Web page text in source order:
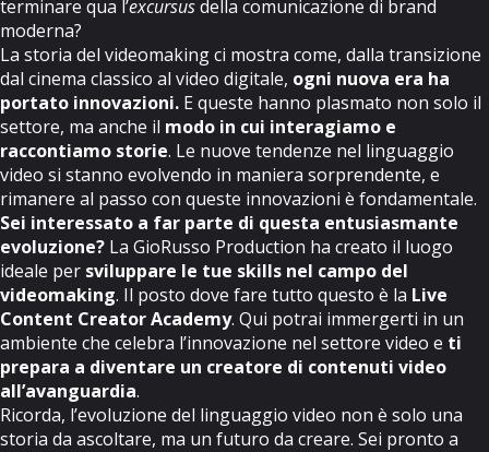
terminare qua l’excursusdella comunicazione di brand
moderna?
La storia del videomaking ci mostra come, dalla transizione
dal cinema classico al video digitale, ogni nuova era ha
portato innovazioni. E queste hanno plasmato non solo il
settore, ma anche il modo in cui interagiamo e
raccontiamo storie. Le nuove tendenze nel linguaggio
video si stanno evolvendo in maniera sorprendente, e
rimanere al passo con queste innovazioni è fondamentale.
Sei interessato a far parte di questa entusiasmante
evoluzione? La GioRusso Production ha creato il luogo
ideale per sviluppare le tue skills nel campo del
videomaking. Il posto dove fare tutto questo è la Live
Content Creator Academy. Qui potrai immergerti in un
ambiente che celebra l’innovazione nel settore video e ti
prepara a diventare un creatore di contenuti video
all’avanguardia.
Ricorda, l’evoluzione del linguaggio video non è solo una
storia da ascoltare, ma un futuro da creare. Sei pronto a